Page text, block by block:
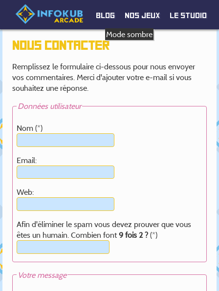
Blog Nos jeux Le studio
Mode sombre
Nous Contacter
Remplissez le formulaire ci-dessous pour nous envoyer
vos commentaires. Merci d'ajouter votre e-mail si vous
souhaitez une réponse.
Données utilisateur
Nom (*)
Email:
Web:
Afin d'éliminer le spam vous devez prouver que vous
êtes un humain. Combien font9 fois 2 ? (*)
Votre message